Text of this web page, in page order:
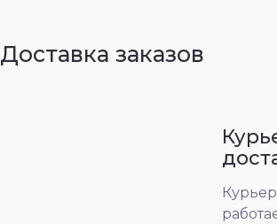
Доставка заказов